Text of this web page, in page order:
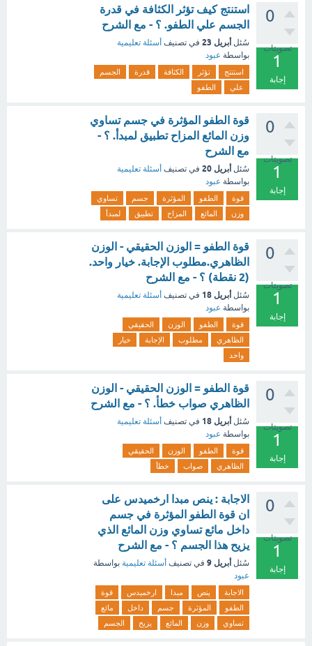
0
تصويتات
1
إجابة
استنتج كيف تؤثر الكثافة في قدرة
الجسم علي الطفو. ؟ - مع الشرح
سُئل أبريل 23 في تصنيف أسئلة تعليمية
بواسطة عبود
استنتج تؤثر الكثافة قدرة
الجسم
علي
الطفو
0
تصويتات
1
إجابة
قوة الطفو المؤثرة في جسم تساوي
وزن المائع المزاح تطبيق لمبدأ. ؟ -
مع الشرح
سُئل أبريل 20 في تصنيف أسئلة تعليمية
بواسطة عبود
قوة الطفو المؤثرة جسم
تساوي
وزن
المائع المزاح تطبيق لمبدأ
0
تصويتات
1
إجابة
قوة الطفو = الوزن الحقيقي - الوزن
الظاهري.مطلوب الإجابة. خيار واحد.
(2 نقطة) ؟ - مع الشرح
سُئل أبريل 18 في تصنيف أسئلة تعليمية
بواسطة عبود
قوة الطفو الوزن
الحقيقي
الظاهري
مطلوب الإجابة
خيار
واحد
0
تصويتات
1
إجابة
قوة الطفو = الوزن الحقيقي - الوزن
الظاهري صواب خطأ. ؟ - مع الشرح
سُئل أبريل 18 في تصنيف أسئلة تعليمية
بواسطة عبود
قوة الطفو الوزن
الحقيقي
الظاهري
صواب خطأ
0
تصويتات
1
إجابة
الاجابة : ينص مبدا ارخميدس على
ان قوة الطفو المؤثرة في جسم
داخل مائع تساوي وزن المائع الذي
يزيح هذا الجسم ؟ - مع الشرح
سُئل أبريل 9 في تصنيف أسئلة تعليمية بواسطة
عبود
الاجابة ينص مبدا ارخميدس
قوة
الطفو
المؤثرة جسم داخل
مائع
تساوي
وزن المائع يزيح الجسم